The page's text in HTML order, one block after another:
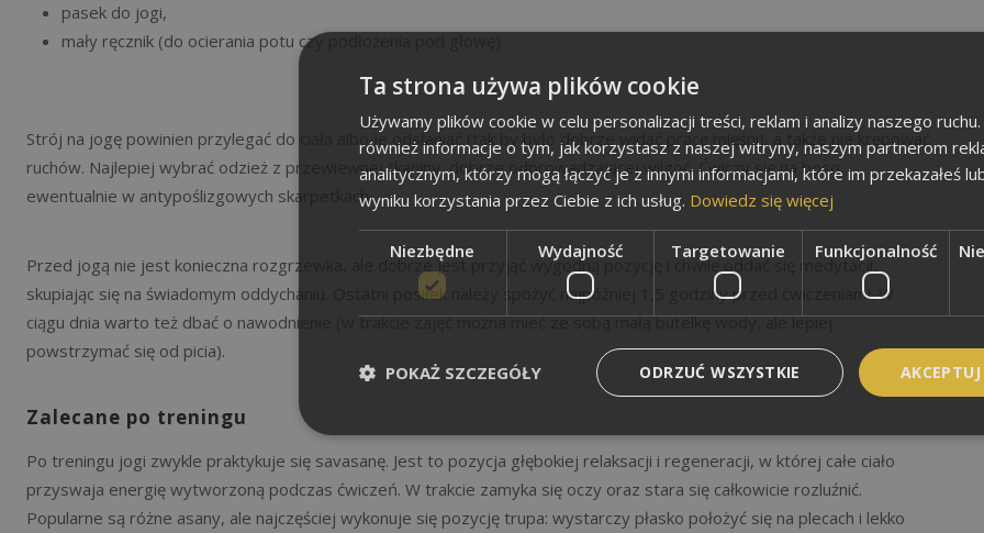
pasek do jogi,
mały ręcznik (do ocierania potu czy podłożenia pod głowę).
Strój na jogę powinien przylegać do ciała albo je odsłaniać (tak by było dobrze widać pracę mięśni), a także nie krępować
ruchów. Najlepiej wybrać odzież z przewiewnej tkaniny, dobrze odprowadzającej wilgoć. Ćwiczy się na boso,
ewentualnie w antypoślizgowych skarpetkach.
Przed jogą nie jest konieczna rozgrzewka, ale dobrze jest przyjąć wygodną pozycję i chwilę oddać się medytacji,
skupiając się na świadomym oddychaniu. Ostatni posiłek należy spożyć najpóźniej 1,5 godziny przed ćwiczeniami. W
ciągu dnia warto też dbać o nawodnienie (w trakcie zajęć można mieć ze sobą małą butelkę wody, ale lepiej
powstrzymać się od picia).
Zalecane po treningu
Po treningu jogi zwykle praktykuje się savasanę. Jest to pozycja głębokiej relaksacji i regeneracji, w której całe ciało
przyswaja energię wytworzoną podczas ćwiczeń. W trakcie zamyka się oczy oraz stara się całkowicie rozluźnić.
Popularne są różne asany, ale najczęściej wykonuje się pozycję trupa: wystarczy płasko położyć się na plecach i lekko
Ta strona używa plików cookie
Używamy plików cookie w celu personalizacji treści, reklam i analizy naszego
również informacje o tym, jak korzystasz z naszej witryny, naszym partnerom
analitycznym, którzy mogą łączyć je z innymi informacjami, które im przekazałeś
wyniku korzystania przez Ciebie z ich usług. Dowiedz się więcej
Niezbędne Wydajność Targetowanie Funkcjonalność
ODRZUĆ WSZYSTKIE
POKAŻ SZCZEGÓŁY